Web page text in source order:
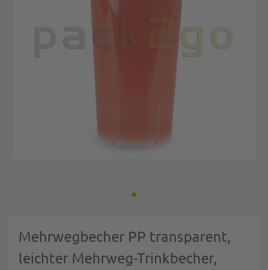
Mehrwegbecher PP transparent,
leichter Mehrweg-Trinkbecher,